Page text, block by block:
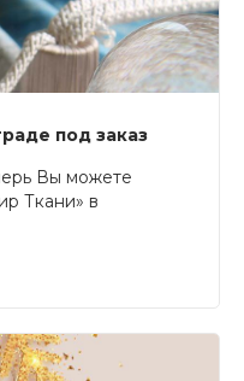
под заказ
Вы можете
Ткани» в